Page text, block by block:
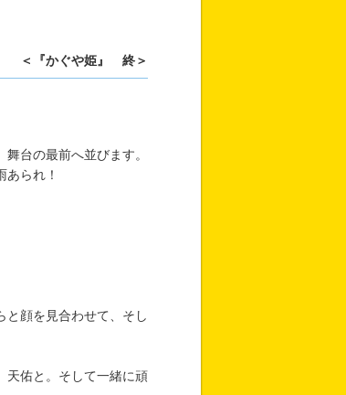
＜『かぐや姫』 終＞
台の最前へ並びます。
られ！
顔を見合わせて、そし
佑と。そして一緒に頑